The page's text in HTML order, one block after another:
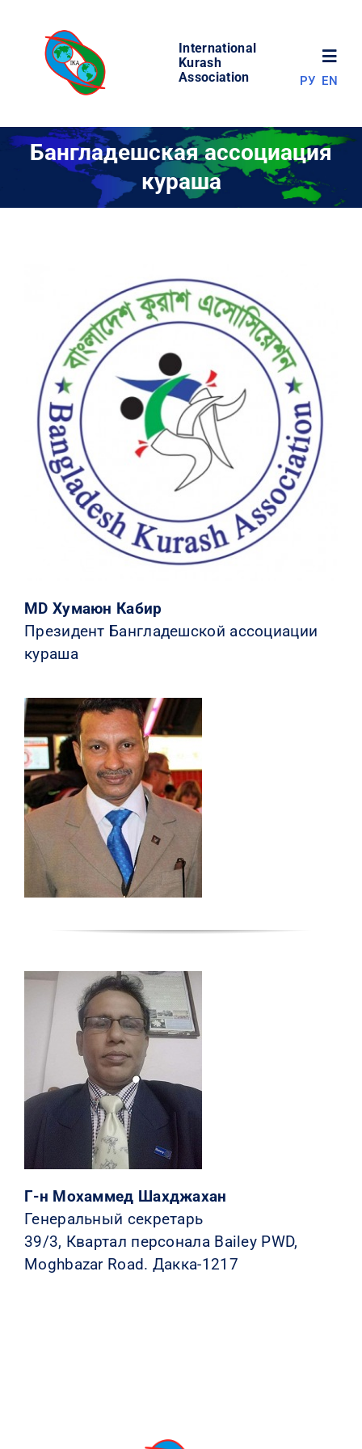
content
International
Kurash
Association
МИР КУРАША
РЕЗУЛЬТАТЫ
КОНТАКТЫ
РУ EN
Бангладешская ассоциация
кураша
MD Хумаюн Кабир
Президент Бангладешской ассоциации
кураша
Г-н Мохаммед Шахджахан
Генеральный секретарь
39/3, Квартал персонала Bailey PWD,
Moghbazar Road. Дакка-1217